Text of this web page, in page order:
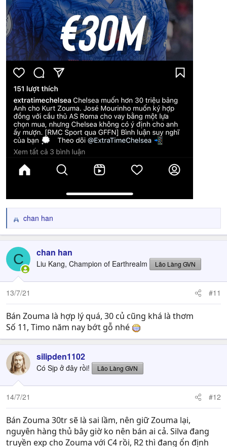
R
e
c
i
o
n
chan han
C chan han
Liu Kang, Champion of Earthrealm Lão Làng GVN
13/7/21 #11
Bán Zouma là hợp lý quá, 30 củ cũng khá là thơm
Số 11, Timo năm nay bớt gỗ nhé
silipden1102
Có Sịp ở đây rồi! Lão Làng GVN
14/7/21 #12
Bán Zouma 30tr sẽ là sai lầm, nên giữ Zouma lại,
nguyên hàng thủ bây giờ ko nên bán ai cả. Silva đang
truyền exp cho Zouma với C4 rồi, R2 thì đang ổn định